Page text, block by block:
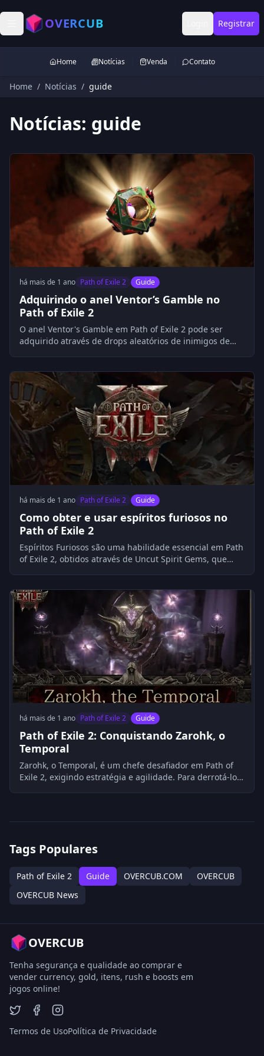
OVERCUB Registrar
Home Notícias Venda Contato
Home / Notícias / guide
Notícias: guide
há mais de 1 ano Path of Exile 2 Guide
Adquirindo o anel Ventor’s Gamble no
Path of Exile 2
O anel Ventor's Gamble em Path of Exile 2 pode ser
adquirido através de drops aleatórios de inimigos de
possui modificadores que podem variar amplamente,
tornando difícil obter uma versão ideal. A Moeda POE 2,
como Divine Orbs, é essencial para adquirir ou criar o
anel com modificadores favoráveis, refletindo a
mecânica de risco e recompensa do jogo.
há mais de 1 ano Path of Exile 2 Guide
Como obter e usar espíritos furiosos no
Path of Exile 2
Espíritos Furiosos são uma habilidade essencial em Path
of Exile 2, obtidos através de Uncut Spirit Gems, que
necessário ter nível 10, 30 Espírito e 25 Inteligência. As
melhores classes para maximizar seu uso são Bruxas e
Feiticeiros, que devem investir em passivas e
equipamentos que aumentem o dano dos lacaios e a
regeneração de Espírito. A moeda do POE 2 é crucial
para otimizar a construção e adquirir itens necessários.
há mais de 1 ano Path of Exile 2 Guide
Path of Exile 2: Conquistando Zarohk, o
Temporal
Zarohk, o Temporal, é um chefe desafiador em Path of
Exile 2, exigindo estratégia e agilidade. Para derrotá-lo,
envolve mecânicas complexas e exige evasão cuidadosa
Tags Populares
Path of Exile 2 Guide OVERCUB.COM
OVERCUB
OVERCUB News
OVERCUB
Tenha segurança e qualidade ao comprar e
vender currency, gold, itens, rush e boosts em
jogos online!
Termos de UsoPolítica de Privacidade